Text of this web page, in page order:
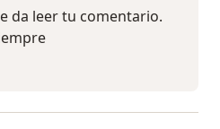
da leer tu comentario.